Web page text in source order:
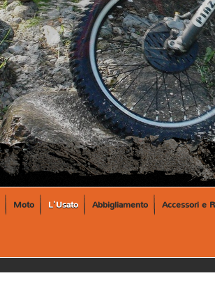
Moto L'Usato Abbigliamento Accessori e